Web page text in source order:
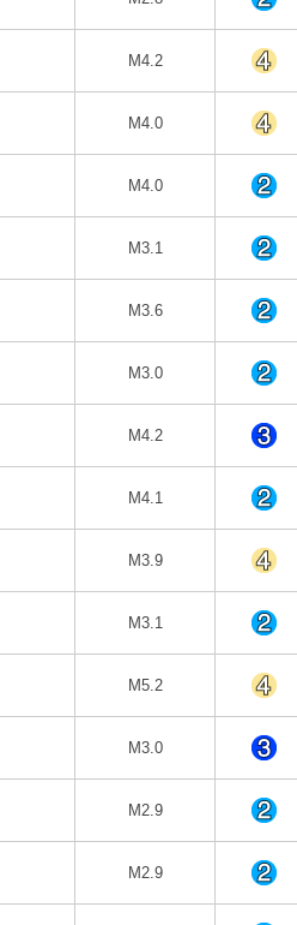
M4.2
M4.0
M4.0
M3.1
M3.6
M3.0
M4.2
M4.1
M3.9
M3.1
M5.2
M3.0
M2.9
M2.9